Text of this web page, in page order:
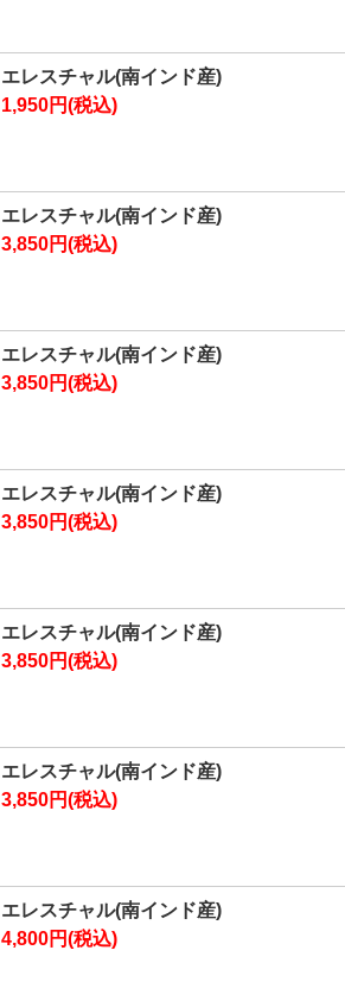
エレスチャル(南インド産)
1,950円(税込)
エレスチャル(南インド産)
3,850円(税込)
エレスチャル(南インド産)
3,850円(税込)
エレスチャル(南インド産)
3,850円(税込)
エレスチャル(南インド産)
3,850円(税込)
エレスチャル(南インド産)
3,850円(税込)
エレスチャル(南インド産)
4,800円(税込)